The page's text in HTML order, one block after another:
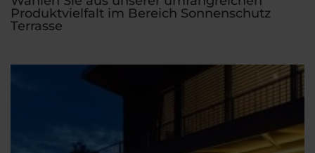
Produktvielfalt im Bereich Sonnenschutz
Terrasse